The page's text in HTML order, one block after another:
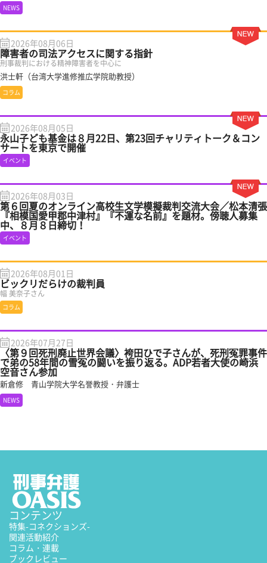
NEWS
2026年08月06日
障害者の司法アクセスに関する指針
刑事裁判における精神障害者を中心に
洪士軒（台湾大学進修推広学院助教授）
コラム
2026年08月05日
永山子ども基金は８月22日、第23回チャリティトーク＆コン
サートを東京で開催
イベント
2026年08月03日
第６回夏のオンライン高校生文学模擬裁判交流大会／松本清張
『相模国愛甲郡中津村』『不運な名前』を題材。傍聴人募集
中、８月８日締切！
イベント
2026年08月01日
ビックリだらけの裁判員
幅 美奈子さん
コラム
2026年07月27日
〈第９回死刑廃止世界会議〉袴田ひで子さんが、死刑冤罪事件
で弟の58年間の雪冤の闘いを振り返る。ADP若者大使の崎浜
空音さん参加
新倉修 青山学院大学名誉教授・弁護士
NEWS
コンテンツ
特集-コネクションズ-
関連活動紹介
コラム・連載
ブックレビュー